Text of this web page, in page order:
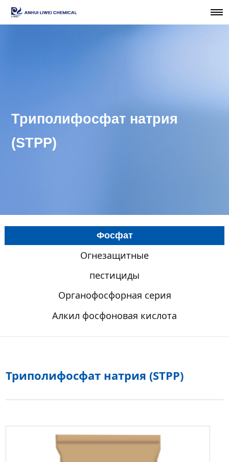
Триполифосфат натрия
(STPP)
Фосфат
Огнезащитные
пестициды
Органофосфорная серия
Алкил фосфоновая кислота
Триполифосфат натрия (STPP)